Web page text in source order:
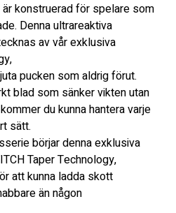
är konstruerad för spelare som
Denna ultrareaktiva
av vår exklusiva
pucken som aldrig förut.
blad som sänker vikten utan
du kunna hantera varje
sätt.
börjar denna exklusiva
Taper Technology,
att kunna ladda skott
än någon